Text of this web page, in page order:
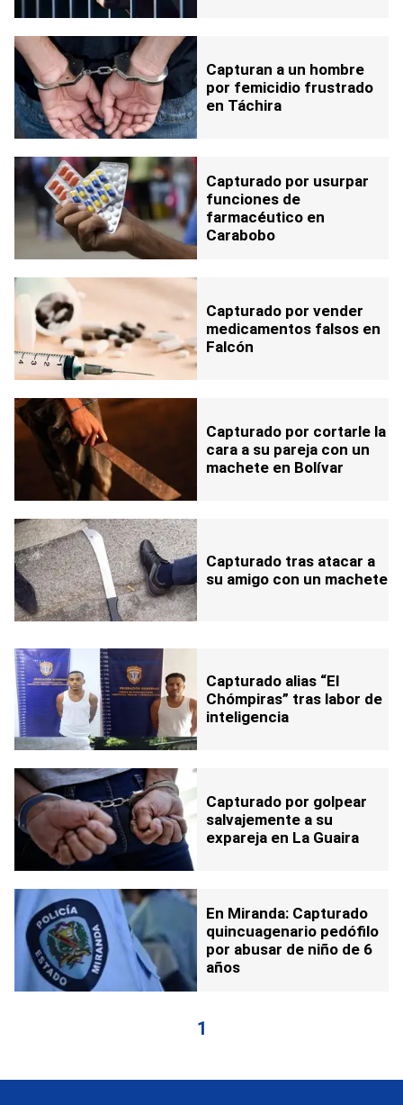
Capturan a un hombre
por femicidio frustrado
en Táchira
Capturado por usurpar
funciones de
farmacéutico en
Carabobo
Capturado por vender
medicamentos falsos en
Falcón
Capturado por cortarle la
cara a su pareja con un
machete en Bolívar
Capturado tras atacar a
su amigo con un machete
Capturado alias “El
Chómpiras” tras labor de
inteligencia
Capturado por golpear
salvajemente a su
expareja en La Guaira
En Miranda: Capturado
quincuagenario pedófilo
por abusar de niño de 6
años
1